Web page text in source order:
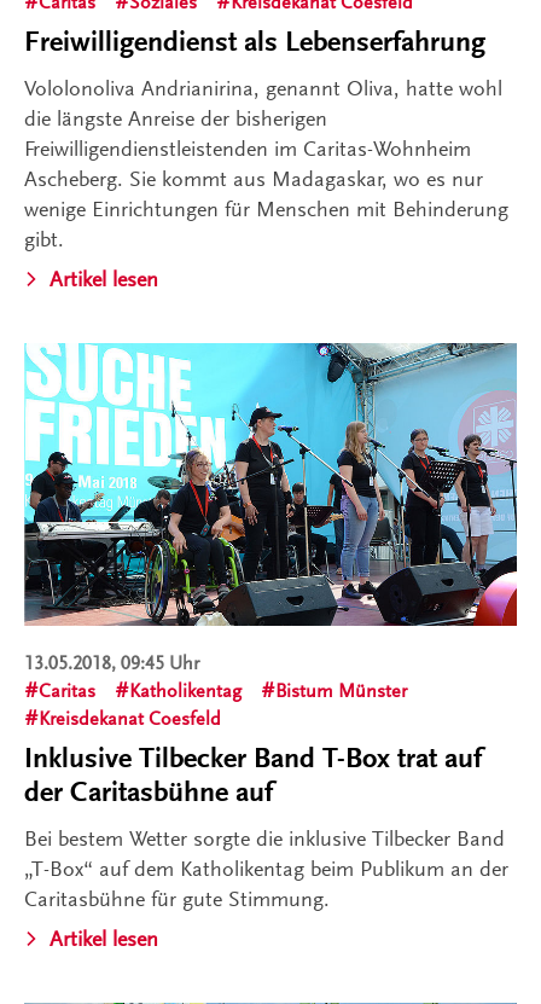
Freiwilligendienst als Lebenserfahrung
Vololonoliva Andrianirina, genannt Oliva, hatte wohl
die längste Anreise der bisherigen
Freiwilligendienstleistenden im Caritas-Wohnheim
Ascheberg. Sie kommt aus Madagaskar, wo es nur
wenige Einrichtungen für Menschen mit Behinderung
gibt.
Artikel lesen
13.05.2018, 09:45 Uhr
Caritas
Katholikentag
Bistum Münster
Kreisdekanat Coesfeld
Inklusive Tilbecker Band T-Box trat auf
der Caritasbühne auf
Bei bestem Wetter sorgte die inklusive Tilbecker Band
„T-Box“ auf dem Katholikentag beim Publikum an der
Caritasbühne für gute Stimmung.
Artikel lesen